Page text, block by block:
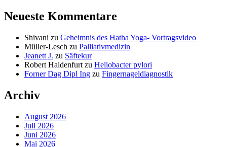
Neueste Kommentare
Shivani zu Geheimnis des Hatha Yoga- Vortragsvideo
Müller-Lesch zu Palliativmedizin
Jeanett J. zu Säftekur
Robert Haldenfurt zu Heliobacter pylori
Forner Dag Dipl Ing zu Fingernageldiagnostik
Archiv
August 2026
Juli 2026
Juni 2026
Mai 2026